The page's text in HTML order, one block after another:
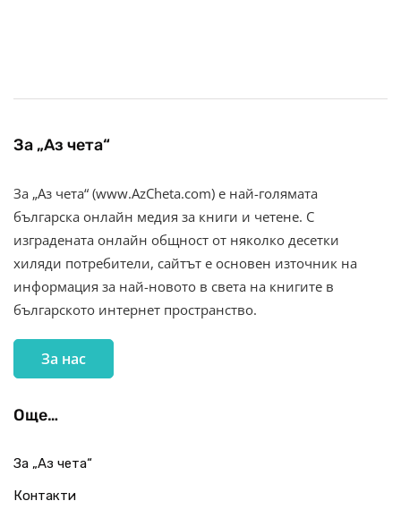
За „Аз чета“
За „Аз чета“ (www.AzCheta.com) е най-голямата
българска онлайн медия за книги и четене. С
изградената онлайн общност от няколко десетки
хиляди потребители, сайтът е основен източник на
информация за най-новото в света на книгите в
българското интернет пространство.
За нас
Още…
За „Аз чета“
Контакти